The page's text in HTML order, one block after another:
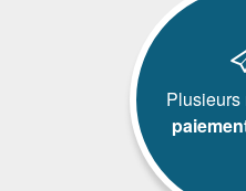
Plusieurs